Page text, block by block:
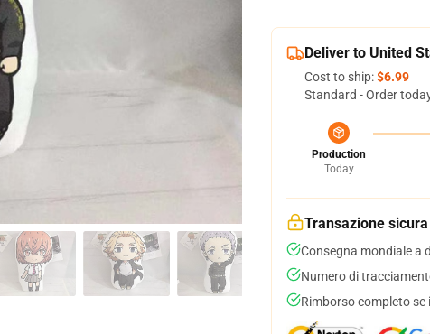
Deliver to United
Cost to ship:$6.99
Standard - Order
Production
Today
Transazione sicura
Consegna mondiale a
Numero di
Rimborso completo